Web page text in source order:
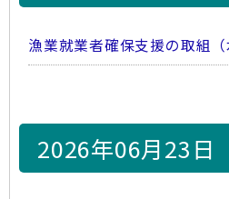
漁業就業者確保支援の取組（
2026年06月23日